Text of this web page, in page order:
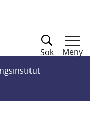
Sök
Meny